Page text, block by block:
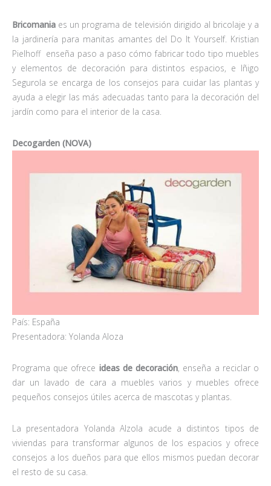
Bricomania es un programa de televisión dirigido al bricolaje y a
la jardinería para manitas amantes del Do It Yourself. Kristian
Pielhoff enseña paso a paso cómo fabricar todo tipo muebles
y elementos de decoración para distintos espacios, e Iñigo
Segurola se encarga de los consejos para cuidar las plantas y
ayuda a elegir las más adecuadas tanto para la decoración del
jardín como para el interior de la casa.
Decogarden (NOVA)
País: España
Presentadora: Yolanda Aloza
Programa que ofrece ideas de decoración, enseña a reciclar o
dar un lavado de cara a muebles varios y muebles ofrece
pequeños consejos útiles acerca de mascotas y plantas.
La presentadora Yolanda Alzola acude a distintos tipos de
viviendas para transformar algunos de los espacios y ofrece
consejos a los dueños para que ellos mismos puedan decorar
el resto de su casa.